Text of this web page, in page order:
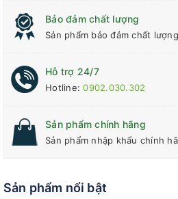
Đặc biệt hoàn toàn không chứa
quản, an toàn cho thể trạng của
Đạt chuẩn hữu cơ USDA, chứng
đảm bảo an toàn, lành tính
Bảo đảm chất lượng
Sản phẩm bảo đảm chất
Hỗ trợ 24/7
Hotline:0902.030.302
Sản phẩm chính hãng
Sản phẩm nhập khẩu chính
Sản phẩm nổi bật